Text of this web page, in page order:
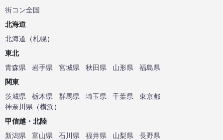
街コン全国
北海道
北海道 （札幌）
東北
青森県
岩手県 宮城県 秋田県 山形県
福島県
関東
茨城県
栃木県 群馬県 埼玉県 千葉県
東京都
神奈川県 （横浜）
甲信越・北陸
新潟県
富山県 石川県 福井県 山梨県
長野県